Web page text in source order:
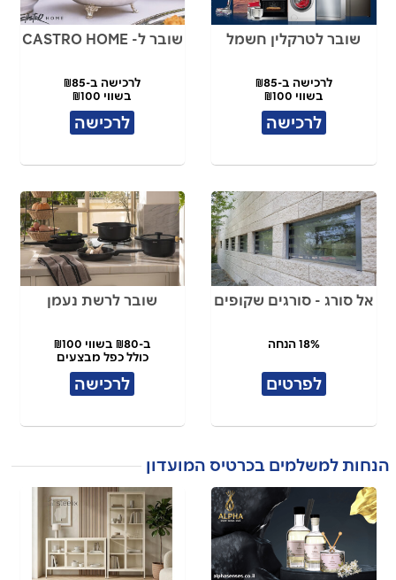
שובר לטרקלין חשמל
לרכישה ב-₪85
בשווי ₪100
לרכישה
שובר ל- CASTRO HOME
לרכישה ב-₪85
בשווי ₪100
לרכישה
אל סורג - סורגים שקופים
18% הנחה
לפרטים
שובר לרשת נעמן
ב-₪80 בשווי ₪100
כולל כפל מבצעים
לרכישה
הנחות למשלמים בכרטיס המועדון